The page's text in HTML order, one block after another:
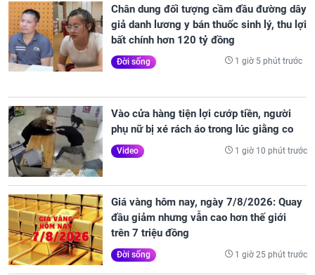
Chân dung đối tượng cầm đầu đường dây
giả danh lương y bán thuốc sinh lý, thu lợi
bất chính hơn 120 tỷ đồng
Đời sống 1 giờ 5 phút trước
Vào cửa hàng tiện lợi cướp tiền, người
phụ nữ bị xé rách áo trong lúc giằng co
Video 1 giờ 10 phút trước
Giá vàng hôm nay, ngày 7/8/2026: Quay
đầu giảm nhưng vẫn cao hơn thế giới
trên 7 triệu đồng
Đời sống 1 giờ 25 phút trước